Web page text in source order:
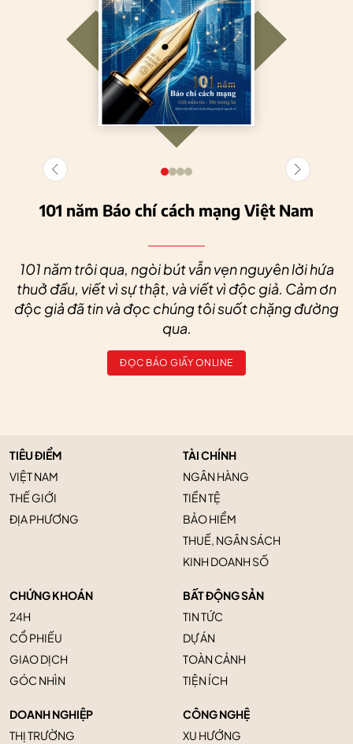
101 năm Báo chí cách mạng Việt Nam
101 năm trôi qua, ngòi bút vẫn vẹn nguyên lời hứa
thuở đầu, viết vì sự thật, và viết vì độc giả. Cảm ơn
độc giả đã tin và đọc chúng tôi suốt chặng đường
qua.
ĐỌC BÁO GIẤY ONLINE
TIÊU ĐIỂM
VIỆT NAM
THẾ GIỚI
ĐỊA PHƯƠNG
TÀI CHÍNH
NGÂN HÀNG
TIỀN TỆ
BẢO HIỂM
THUẾ, NGÂN SÁCH
KINH DOANH SỐ
CHỨNG KHOÁN
24H
CỔ PHIẾU
GIAO DỊCH
GÓC NHÌN
BẤT ĐỘNG SẢN
TIN TỨC
DỰ ÁN
TOÀN CẢNH
TIỆN ÍCH
DOANH NGHIỆP
THỊ TRƯỜNG
CÔNG NGHỆ
XU HƯỚNG